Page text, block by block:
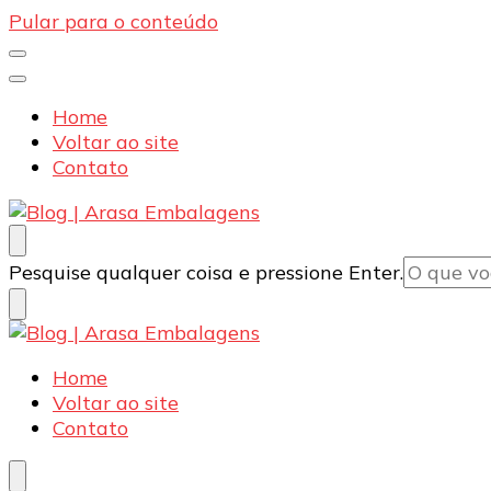
Pular para o conteúdo
Home
Voltar ao site
Contato
Blog | Arasa Embalagens
Confira conteúdos sobre embalagens para pizzas,
Procurando
algo?
Pesquise qualquer coisa e pressione Enter.
Blog | Arasa Embalagens
Confira conteúdos sobre embalagens para pizzas,
Home
Voltar ao site
Contato